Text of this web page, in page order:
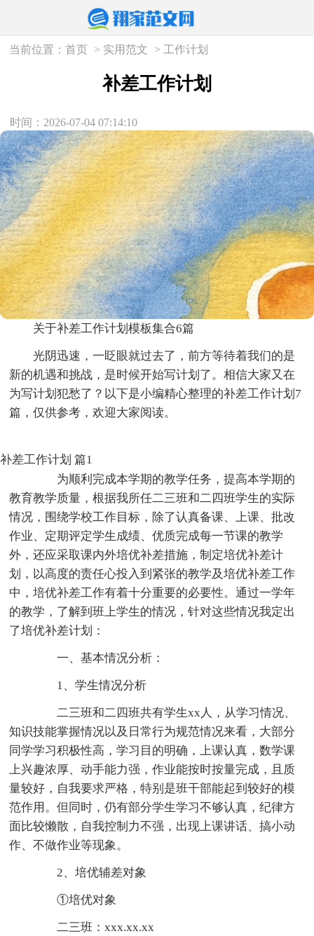
当前位置：首页 > 实用范文 > 工作计划
补差工作计划
时间：2026-07-04 07:14:10
关于补差工作计划模板集合6篇
光阴迅速，一眨眼就过去了，前方等待着我们的是
新的机遇和挑战，是时候开始写计划了。相信大家又在
为写计划犯愁了？以下是小编精心整理的补差工作计划7
篇，仅供参考，欢迎大家阅读。
补差工作计划 篇1
为顺利完成本学期的教学任务，提高本学期的
教育教学质量，根据我所任二三班和二四班学生的实际
情况，围绕学校工作目标，除了认真备课、上课、批改
作业、定期评定学生成绩、优质完成每一节课的教学
外，还应采取课内外培优补差措施，制定培优补差计
划，以高度的责任心投入到紧张的教学及培优补差工作
中，培优补差工作有着十分重要的必要性。通过一学年
的教学，了解到班上学生的情况，针对这些情况我定出
了培优补差计划：
一、基本情况分析：
1、学生情况分析
二三班和二四班共有学生xx人，从学习情况、
知识技能掌握情况以及日常行为规范情况来看，大部分
同学学习积极性高，学习目的明确，上课认真，数学课
上兴趣浓厚、动手能力强，作业能按时按量完成，且质
量较好，自我要求严格，特别是班干部能起到较好的模
范作用。但同时，仍有部分学生学习不够认真，纪律方
面比较懒散，自我控制力不强，出现上课讲话、搞小动
作、不做作业等现象。
2、培优辅差对象
①培优对象
二三班：xxx.xx.xx